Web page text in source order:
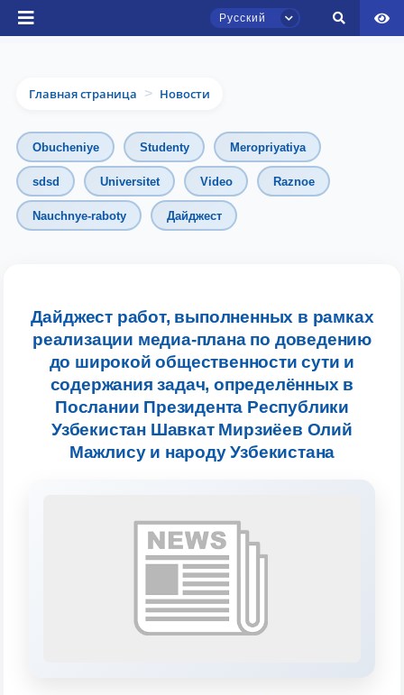
Русский
Главная страница > Новости
Obucheniye Studenty Meropriyatiya
sdsd Universitet Video Raznoe
Nauchnye-raboty Дайджест
Дайджест работ, выполненных в рамках
реализации медиа-плана по доведению
до широкой общественности сути и
содержания задач, определённых в
Послании Президента Республики
Узбекистан Шавкат Мирзиёев Олий
Мажлису и народу Узбекистана
Здравствуйте! Добро пожаловать в чат
приёмной комиссии ТГЮУ.
Оставляйте здесь свои обращения по
вопросам приёма.
Выберите тему — затем появятся
конкретные вопросы:
3. Собеседование (бакалавр) (8)
4. Собеседование (магистр) (5)
8. Квота (бакалавриат) (1)